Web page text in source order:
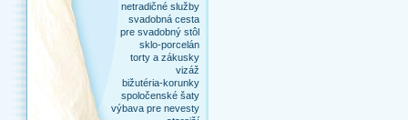
netradičné služby
svadobná cesta
pre svadobný stôl
sklo-porcelán
torty a zákusky
vizáž
bižutéria-korunky
spoločenské šaty
výbava pre nevesty